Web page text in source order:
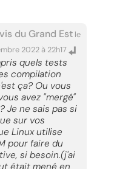
du Grand Est le
2022 à 22h17
quels tests
compilation
ça? Ou vous
avez "mergé"
Je ne sais pas si
sur vos
Linux utilise
pour faire du
si besoin.(j'ai